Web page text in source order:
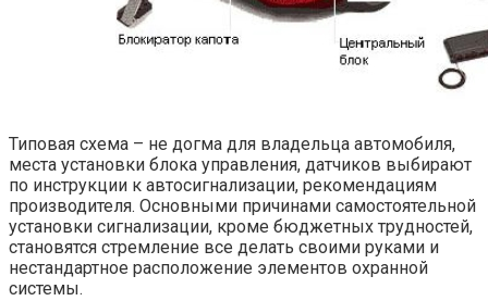
Типовая схема – не догма для владельца автомобиля,
места установки блока управления, датчиков выбирают
по инструкции к автосигнализации, рекомендациям
производителя. Основными причинами самостоятельной
установки сигнализации, кроме бюджетных трудностей,
становятся стремление все делать своими руками и
нестандартное расположение элементов охранной
системы.